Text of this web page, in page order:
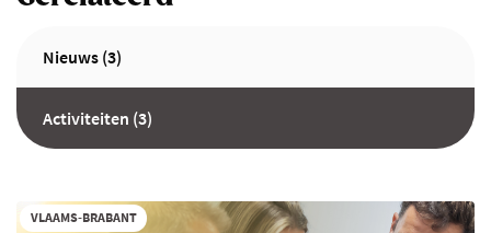
Nieuws (3)
Activiteiten (3)
VLAAMS-BRABANT